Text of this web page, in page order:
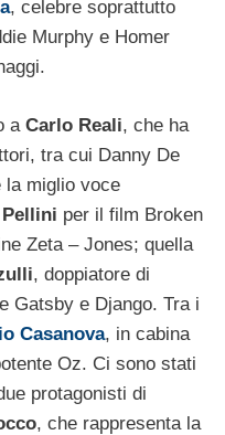
, celebre soprattutto
Murphy e Homer
a Carlo Reali, che ha
tra cui Danny De
la miglio voce
per il film Broken
Zeta – Jones; quella
, doppiatore di
Gatsby e Django. Tra i
Casanova, in cabina
Oz. Ci sono stati
protagonisti di
, che rappresenta la